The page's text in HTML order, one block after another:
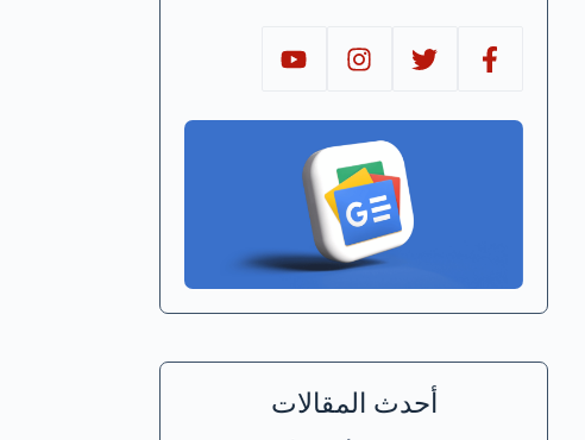
أحدث المقالات